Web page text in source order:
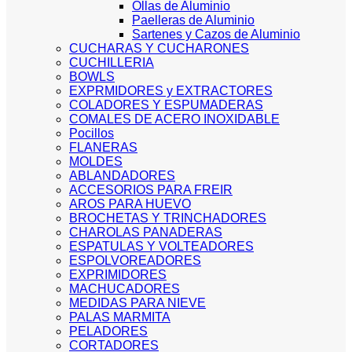
Ollas de Aluminio
Paelleras de Aluminio
Sartenes y Cazos de Aluminio
CUCHARAS Y CUCHARONES
CUCHILLERIA
BOWLS
EXPRMIDORES y EXTRACTORES
COLADORES Y ESPUMADERAS
COMALES DE ACERO INOXIDABLE
Pocillos
FLANERAS
MOLDES
ABLANDADORES
ACCESORIOS PARA FREIR
AROS PARA HUEVO
BROCHETAS Y TRINCHADORES
CHAROLAS PANADERAS
ESPATULAS Y VOLTEADORES
ESPOLVOREADORES
EXPRIMIDORES
MACHUCADORES
MEDIDAS PARA NIEVE
PALAS MARMITA
PELADORES
CORTADORES